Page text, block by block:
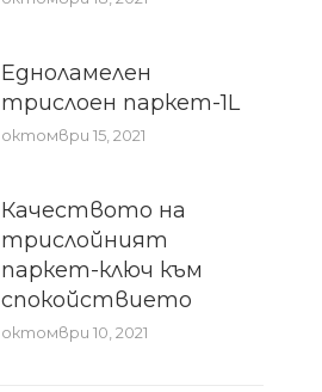
Едноламелен
трислоен паркет-1L
октомври 15, 2021
Качеството на
трислойният
паркет-ключ към
спокойствието
октомври 10, 2021